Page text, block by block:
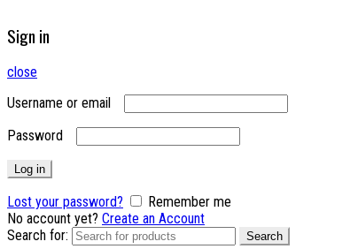
Sign in
close
Username or email
Password
Log in
Lost your password?
Remember me
No account yet? Create an Account
Search for:
Search